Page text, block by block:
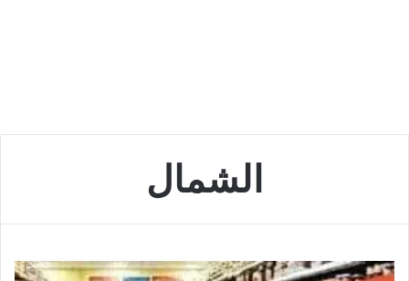
الشمال